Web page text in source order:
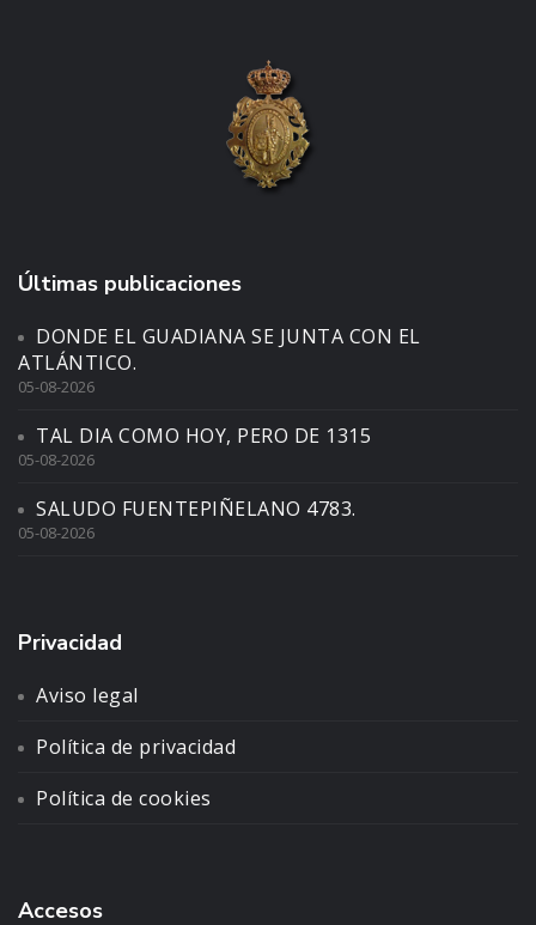
Últimas publicaciones
DONDE EL GUADIANA SE JUNTA CON EL
ATLÁNTICO.
05-08-2026
TAL DIA COMO HOY, PERO DE 1315
05-08-2026
SALUDO FUENTEPIÑELANO 4783.
05-08-2026
Privacidad
Aviso legal
Política de privacidad
Política de cookies
Accesos